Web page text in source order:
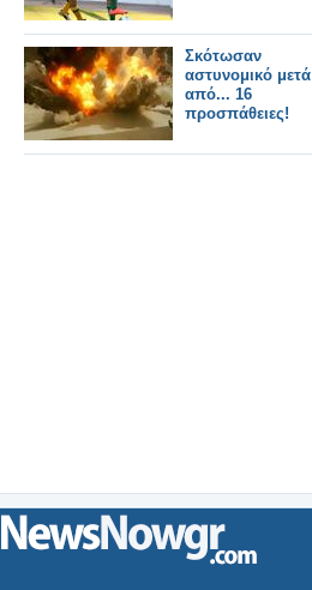
Σκότωσαν
αστυνομικό μετά
από... 16
προσπάθειες!